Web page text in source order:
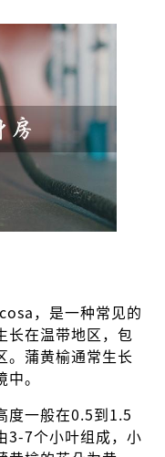
，是一种常见的
长在温带地区，包
。蒲黄榆通常生长
中。
度一般在0.5到1.5
3-7个小叶组成，小